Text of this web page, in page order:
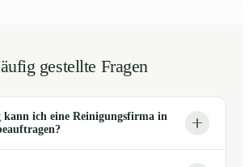
gestellte Fragen
ich eine Reinigungsfirma in